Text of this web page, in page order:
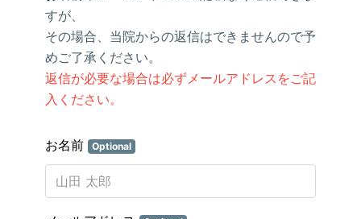
すが、
その場合、当院からの返信はできませんので予
めご了承ください。
返信が必要な場合は必ずメールアドレスをご記
入ください。
お名前 Optional